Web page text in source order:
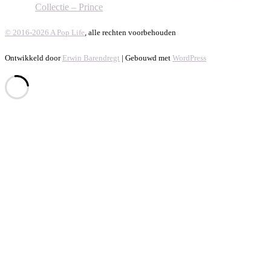
Collectie – Prince
© 2016-2026 A Pop Life, alle rechten voorbehouden
Ontwikkeld door Erwin Barendregt | Gebouwd met WordPress